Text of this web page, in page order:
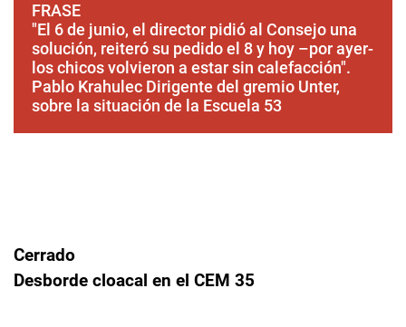
FRASE
"El 6 de junio, el director pidió al Consejo una
solución, reiteró su pedido el 8 y hoy –por ayer-
los chicos volvieron a estar sin calefacción".
Pablo Krahulec Dirigente del gremio Unter,
sobre la situación de la Escuela 53
Cerrado
Desborde cloacal en el CEM 35